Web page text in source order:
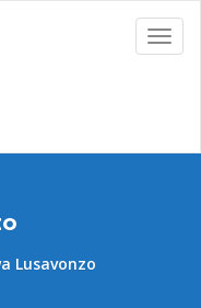
Lusavonzo